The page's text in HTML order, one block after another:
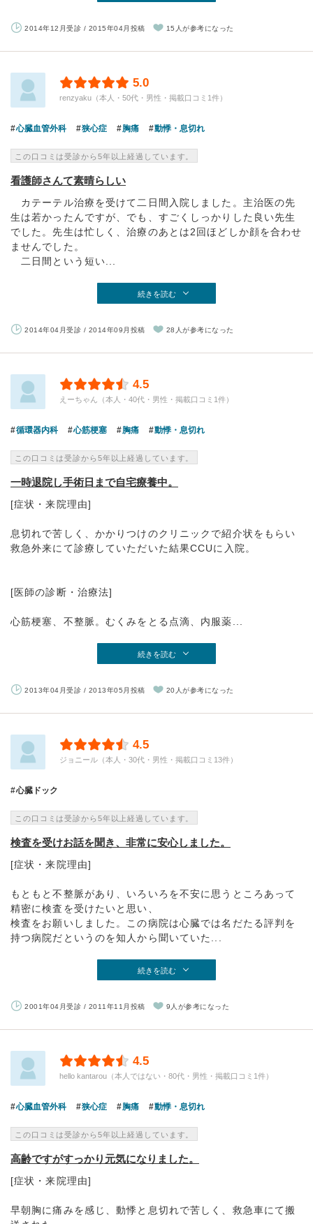
2014年12月受診 / 2015年04月投稿 15人が参考になった
5.0
renzyaku（本人・50代・男性・掲載口コミ1件）
心臓血管外科 狭心症 胸痛 動悸・息切れ
この口コミは受診から5年以上経過しています。
看護師さんて素晴らしい
カテーテル治療を受けて二日間入院しました。主治医の先
生は若かったんですが、でも、すごくしっかりした良い先生
でした。先生は忙しく、治療のあとは2回ほどしか顔を合わせ
ませんでした。
二日間という短い...
続きを読む
2014年04月受診 / 2014年09月投稿 28人が参考になった
4.5
えーちゃん（本人・40代・男性・掲載口コミ1件）
循環器内科 心筋梗塞 胸痛 動悸・息切れ
この口コミは受診から5年以上経過しています。
一時退院し手術日まで自宅療養中。
[症状・来院理由]
息切れで苦しく、かかりつけのクリニックで紹介状をもらい
救急外来にて診療していただいた結果CCUに入院。
[医師の診断・治療法]
心筋梗塞、不整脈。むくみをとる点滴、内服薬...
続きを読む
2013年04月受診 / 2013年05月投稿 20人が参考になった
4.5
ジョニール（本人・30代・男性・掲載口コミ13件）
心臓ドック
この口コミは受診から5年以上経過しています。
検査を受けお話を聞き、非常に安心しました。
[症状・来院理由]
もともと不整脈があり、いろいろを不安に思うところあって
精密に検査を受けたいと思い、
検査をお願いしました。この病院は心臓では名だたる評判を
持つ病院だというのを知人から聞いていた...
続きを読む
2001年04月受診 / 2011年11月投稿 9人が参考になった
4.5
hello kantarou（本人ではない・80代・男性・掲載口コミ1件）
心臓血管外科 狭心症 胸痛 動悸・息切れ
この口コミは受診から5年以上経過しています。
高齢ですがすっかり元気になりました。
[症状・来院理由]
早朝胸に痛みを感じ、動悸と息切れで苦しく、救急車にて搬